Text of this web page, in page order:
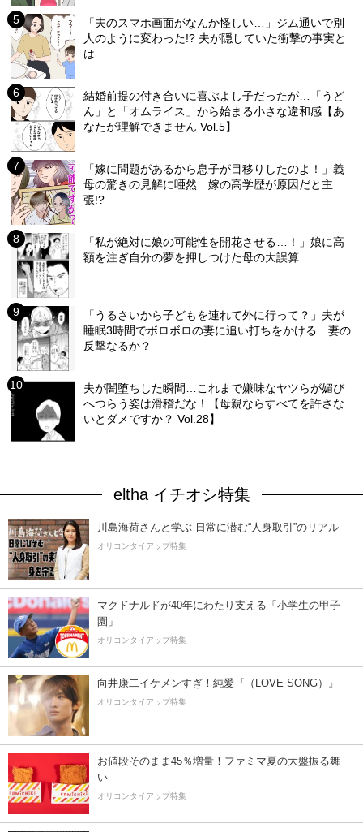
「夫のスマホ画面がなんか怪しい…」ジム通いで別
人のように変わった!? 夫が隠していた衝撃の事実と
は
結婚前提の付き合いに喜ぶよし子だったが…「うど
ん」と「オムライス」から始まる小さな違和感【あ
なたが理解できません Vol.5】
「嫁に問題があるから息子が目移りしたのよ！」義
母の驚きの見解に唖然…嫁の高学歴が原因だと主
張!?
「私が絶対に娘の可能性を開花させる…！」娘に高
額を注ぎ自分の夢を押しつけた母の大誤算
「うるさいから子どもを連れて外に行って？」夫が
睡眠3時間でボロボロの妻に追い打ちをかける…妻の
反撃なるか？
夫が闇堕ちした瞬間…これまで嫌味なヤツらが媚び
へつらう姿は滑稽だな！【母親ならすべてを許さな
いとダメですか？ Vol.28】
eltha イチオシ特集
川島海荷さんと学ぶ 日常に潜む“人身取引”のリアル
オリコンタイアップ特集
マクドナルドが40年にわたり支える「小学生の甲子
園」
オリコンタイアップ特集
向井康二イケメンすぎ！純愛『（LOVE SONG）』
オリコンタイアップ特集
お値段そのまま45％増量！ファミマ夏の大盤振る舞
い
オリコンタイアップ特集